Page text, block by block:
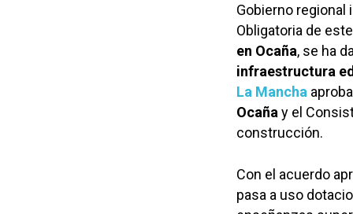
Gobierno
Obligatoria de
en Ocaña, se ha
infraestructura
La Mancha
Ocaña y el
construcción.
Con el acuerdo
pasa a uso